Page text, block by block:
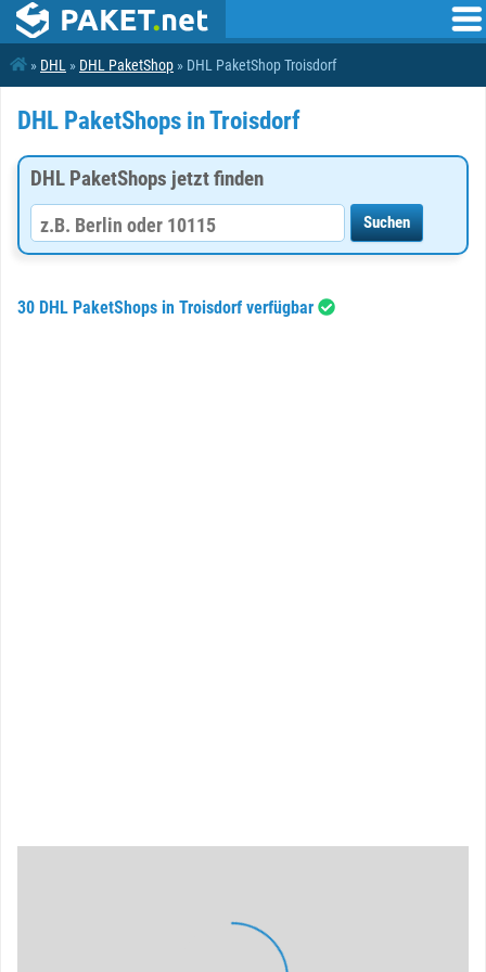
» DHL » DHL PaketShop » DHL PaketShop Troisdorf
DHL PaketShops in Troisdorf
DHL PaketShops jetzt finden
30 DHL PaketShops in Troisdorf verfügbar